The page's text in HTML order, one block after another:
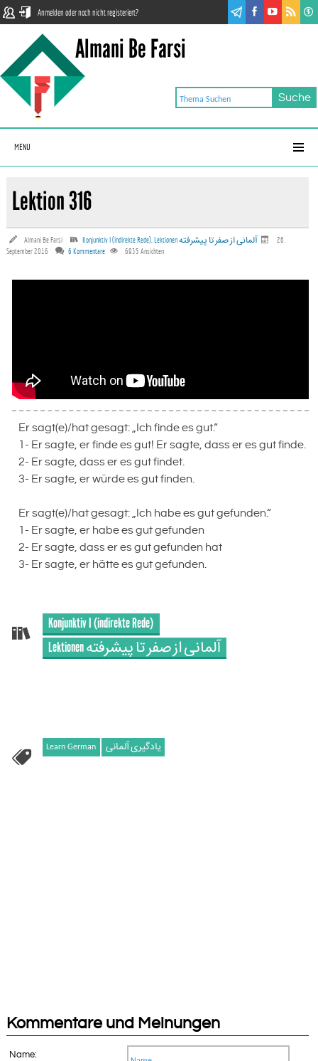
Anmelden oder noch nicht registeriert?
Almani Be Farsi
MENU
Lektion 316
Almani Be Farsi Konjunktiv I (indirekte Rede) Lektionen آلمانی‌ از صفر تا پیشرفته
26.
September 2016
6 Kommentare 6935 Ansichten
Er sagt(e)/hat gesagt: „Ich finde es gut.“
1- Er sagte, er finde es gut! Er sagte, dass er es gut finde.
2- Er sagte, dass er es gut findet.
3- Er sagte, er würde es gut finden.
Er sagt(e)/hat gesagt: „Ich habe es gut gefunden.“
1- Er sagte, er habe es gut gefunden
2- Er sagte, dass er es gut gefunden hat
3- Er sagte, er hätte es gut gefunden.
Konjunktiv I (indirekte Rede)
Lektionen آلمانی‌ از صفر تا پیشرفته
Learn German
Kommentare und Meinungen
Name: